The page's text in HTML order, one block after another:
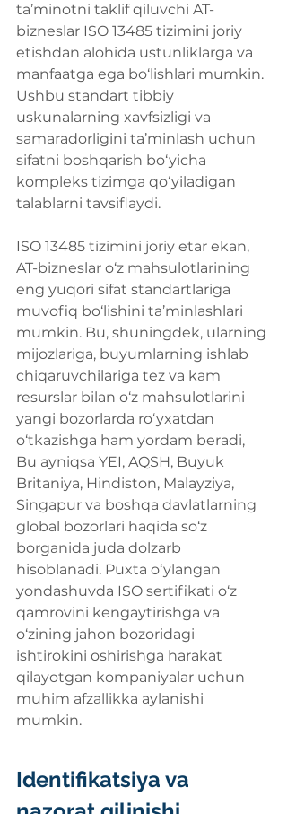
ta’minotni taklif qiluvchi AT-
bizneslar ISO 13485 tizimini joriy
etishdan alohida ustunliklarga va
manfaatga ega bo‘lishlari mumkin.
Ushbu standart tibbiy
uskunalarning xavfsizligi va
samaradorligini ta’minlash uchun
sifatni boshqarish bo‘yicha
kompleks tizimga qo‘yiladigan
talablarni tavsiflaydi.
ISO 13485 tizimini joriy etar ekan,
AT-bizneslar o‘z mahsulotlarining
eng yuqori sifat standartlariga
muvofiq bo‘lishini ta’minlashlari
mumkin. Bu, shuningdek, ularning
mijozlariga, buyumlarning ishlab
chiqaruvchilariga tez va kam
resurslar bilan o‘z mahsulotlarini
yangi bozorlarda ro‘yxatdan
o‘tkazishga ham yordam beradi,
Bu ayniqsa YEI, AQSH, Buyuk
Britaniya, Hindiston, Malayziya,
Singapur va boshqa davlatlarning
global bozorlari haqida so‘z
borganida juda dolzarb
hisoblanadi. Puxta o‘ylangan
yondashuvda ISO sertifikati o‘z
qamrovini kengaytirishga va
o‘zining jahon bozoridagi
ishtirokini oshirishga harakat
qilayotgan kompaniyalar uchun
muhim afzallikka aylanishi
mumkin.
Identifikatsiya va